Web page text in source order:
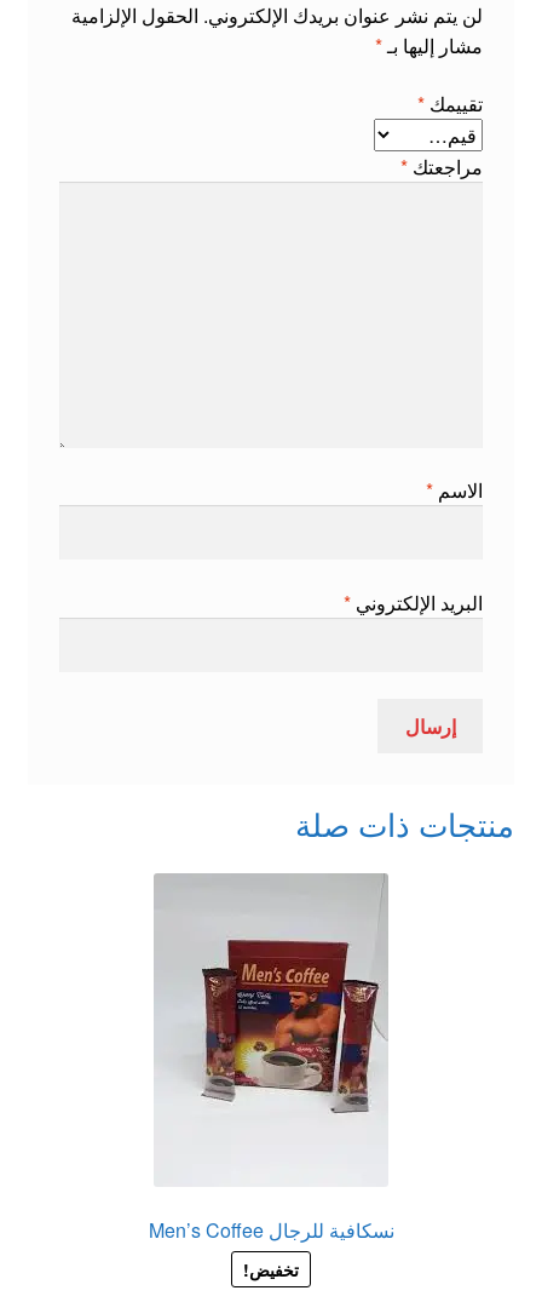
لن يتم نشر عنوان بريدك الإلكتروني. الحقول الإلزامية
مشار إليها بـ*
تقييمك *
مراجعتك *
الاسم *
البريد الإلكتروني *
منتجات ذات صلة
نسكافية للرجال Men’s Coffee
تخفيض!